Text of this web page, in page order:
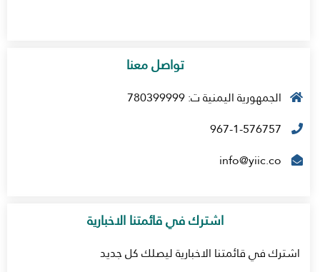
تواصل معنا
الجمهورية اليمنية ت: 780399999
967-1-576757
info@yiic.co
اشترك في قائمتنا الاخبارية
اشترك في قائمتنا الاخبارية ليصلك كل جديد